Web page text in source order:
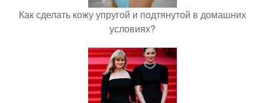
Как сделать кожу упругой и подтянутой в домашних
условиях?